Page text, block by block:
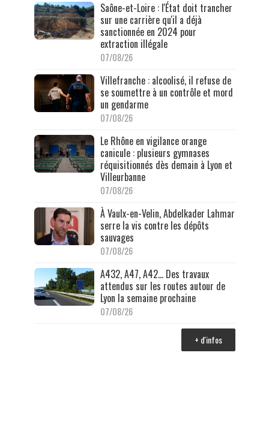
Saône-et-Loire : l'État doit trancher
sur une carrière qu'il a déjà
sanctionnée en 2024 pour
extraction illégale
07/08/26
Villefranche : alcoolisé, il refuse de
se soumettre à un contrôle et mord
un gendarme
07/08/26
Le Rhône en vigilance orange
canicule : plusieurs gymnases
réquisitionnés dès demain à Lyon et
Villeurbanne
07/08/26
À Vaulx-en-Velin, Abdelkader Lahmar
serre la vis contre les dépôts
sauvages
07/08/26
A432, A47, A42… Des travaux
attendus sur les routes autour de
Lyon la semaine prochaine
07/08/26
+ d'infos